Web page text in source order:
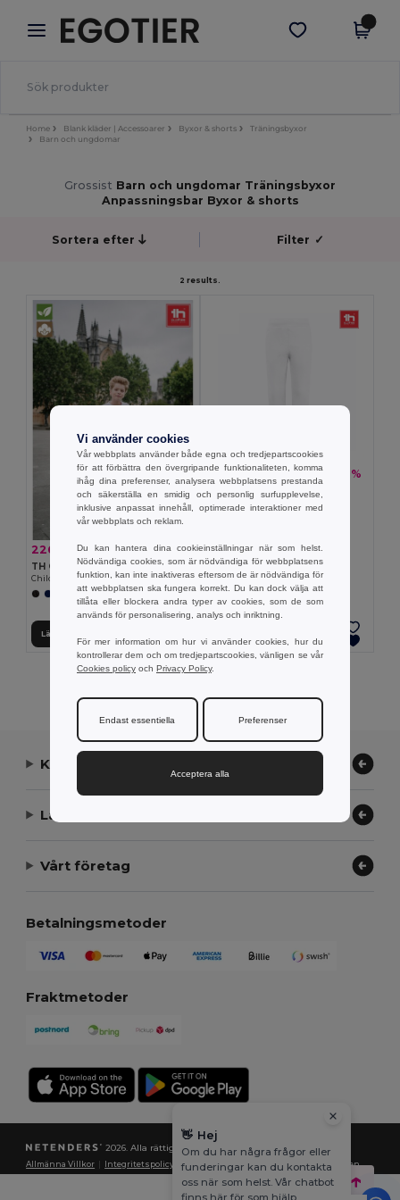
× Egotier-app
Bättre priser i appen!
Hämta app
Home Blank kläder | Accessoarer Byxor & shorts
Träningsbyxor
Barn och ungdomar
Grossist Barn och ungdomar Träningsbyxor
Anpassningsbar Byxor & shorts
Sortera efter Filter ✓
2 results.
226.21 kr329.91 kr -31%
TH Clothes 30309
Children's tracksuit pants
Lägg till i Varukorgen
226.21 kr329.91 kr -31%
TH Clothes 30310
Children's tracksuit pants
Kontakta oss
Låt oss hjälpa
Vårt företag
Betalningsmetoder
Fraktmetoder
2026. Alla rättigheter förbehållna
Allmänna Villkor Integritetspolicy |Policy för cookies |Karta över webbplatsen
Vi använder cookies
Vår webbplats använder både egna och tredjepartscookies
för att förbättra den övergripande funktionaliteten, komma
ihåg dina preferenser, analysera webbplatsens prestanda
och säkerställa en smidig och personlig surfupplevelse,
inklusive anpassat innehåll, optimerade interaktioner med
vår webbplats och reklam.
Du kan hantera dina cookieinställningar när som helst.
Nödvändiga cookies, som är nödvändiga för webbplatsens
funktion, kan inte inaktiveras eftersom de är nödvändiga för
att webbplatsen ska fungera korrekt. Du kan dock välja att
tillåta eller blockera andra typer av cookies, som de som
används för personalisering, analys och inriktning.
För mer information om hur vi använder cookies, hur du
kontrollerar dem och om tredjepartscookies, vänligen se vår
Cookies policy och Privacy Policy.
Endast essentiella Preferenser
Acceptera alla
👋 Hej
Om du har några frågor eller
funderingar kan du kontakta
oss när som helst. Vår chatbot
finns här för som hjälp.